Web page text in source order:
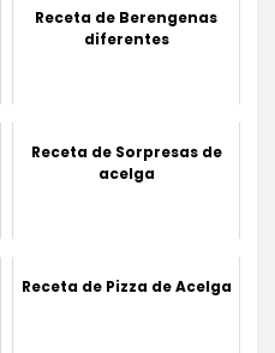
Receta de Berengenas
diferentes
Receta de Sorpresas de
acelga
Receta de Pizza de Acelga